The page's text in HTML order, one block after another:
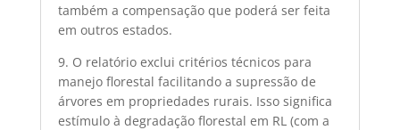
também a compensação que poderá ser feita
em outros estados.
9. O relatório exclui critérios técnicos para
manejo florestal facilitando a supressão de
árvores em propriedades rurais. Isso significa
estímulo à degradação florestal em RL (com a